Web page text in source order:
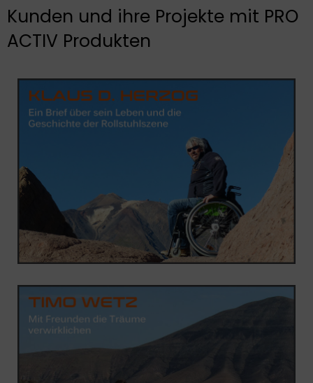
Kunden und ihre Projekte mit PRO
ACTIV Produkten